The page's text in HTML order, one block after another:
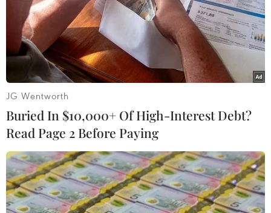
TIN LIÊN QUAN
JG Wentworth
Buried In $10,000+ Of High-Interest Debt?
Read Page 2 Before Paying